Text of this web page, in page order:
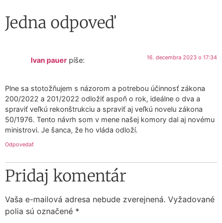
Jedna odpoveď
Ivan pauer píše: 16. decembra 2023 o 17:34
Plne sa stotožňujem s názorom a potrebou účinnosť zákona
200/2022 a 201/2022 odložiť aspoň o rok, ideálne o dva a
spraviť veľkú rekonštrukciu a spraviť aj veľkú novelu zákona
50/1976. Tento návrh som v mene našej komory dal aj novému
ministrovi. Je šanca, že ho vláda odloží.
Odpovedať
Pridaj komentár
Vaša e-mailová adresa nebude zverejnená. Vyžadované
polia sú označené *